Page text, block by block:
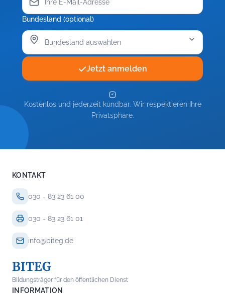
Bundesland (optional)
Jetzt anmelden
Kostenlos und jederzeit kündbar. Wir respektieren Ihre
Privatsphäre.
KONTAKT
030 - 83 23 61 00
030 - 83 23 61 01
info@biteg.de
BITEG
Bildungsträger für den öffentlichen Dienst
INFORMATION